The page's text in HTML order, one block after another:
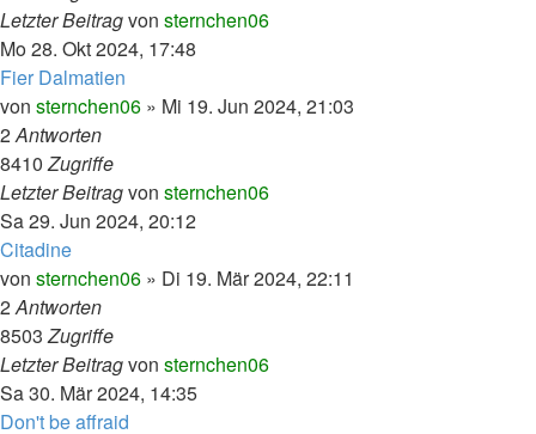
Letzter Beitragvon sternchen06
Mo 28. Okt 2024, 17:48
Fier Dalmatien
von sternchen06 » Mi 19. Jun 2024, 21:03
2Antworten
8410Zugriffe
Letzter Beitragvon sternchen06
Sa 29. Jun 2024, 20:12
Citadine
von sternchen06 » Di 19. Mär 2024, 22:11
2Antworten
8503Zugriffe
Letzter Beitragvon sternchen06
Sa 30. Mär 2024, 14:35
Don't be affraid